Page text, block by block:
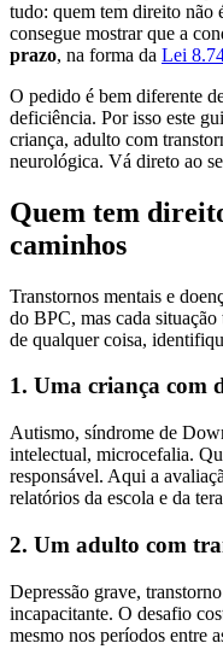
tudo: quem tem direito não
consegue mostrar que a
prazo, na forma da Lei
O pedido é bem diferente
deficiência. Por isso este
criança, adulto com
neurológica. Vá direto ao
Quem tem
caminhos
Transtornos mentais e
do BPC, mas cada
de qualquer coisa,
1. Uma criança com
Autismo, síndrome de
intelectual, microcefalia.
responsável. Aqui a
relatórios da escola e da
2. Um adulto com
Depressão grave,
incapacitante. O desafio
mesmo nos períodos entre